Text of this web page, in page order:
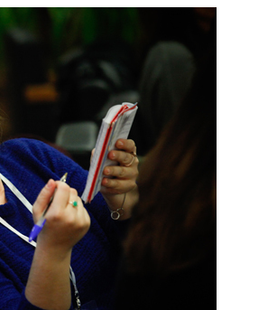
上传播，同意按相关“章程”规
任自负的原则。但活动有风
法律、法规，必须遵循道德
爱、互相帮助和助人为乐的
行为能力的人，18周岁以
上传播，同意按相关“章程”规
任自负的原则。但活动有风
法律、法规，必须遵循道德
爱、互相帮助和助人为乐的
行为能力的人，18周岁以
上传播，同意按相关“章程”规
任自负的原则。但活动有风
法律、法规，必须遵循道德
爱、互相帮助和助人为乐的
行为能力的人，18周岁以
录